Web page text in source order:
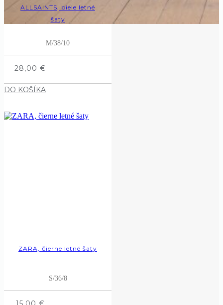
ALLSAINTS, biele letné
šaty
M/38/10
28,00€
DO KOŠÍKA
ZARA, čierne letné šaty
S/36/8